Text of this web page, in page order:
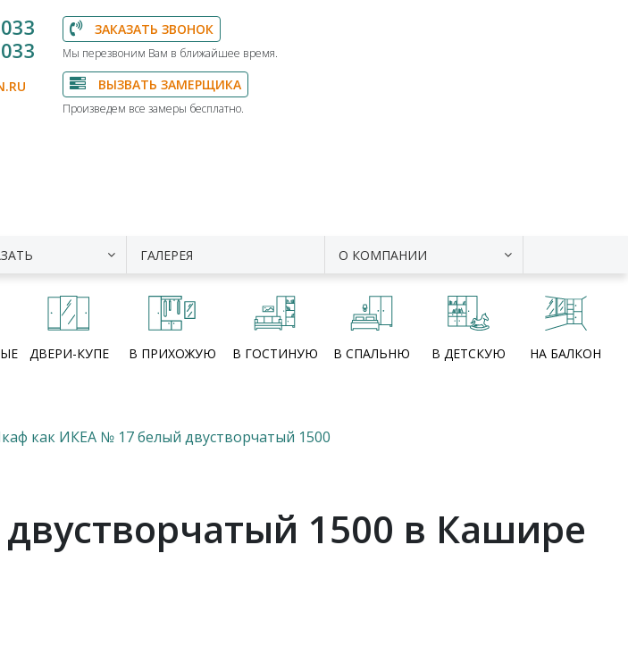
ЗАКАЗАТЬ ЗВОНОК
Мы перезвоним Вам в ближайшее время.
ВЫЗВАТЬ ЗАМЕРЩИКА
Произведем все замеры бесплатно.
ГАЛЕРЕЯ О КОМПАНИИ
ДВЕРИ-КУПЕ В ПРИХОЖУЮ В ГОСТИНУЮ В СПАЛЬНЮ В ДЕТСКУЮ НА БАЛКОН
как ИКЕА № 17 белый двустворчатый 1500
1500 в Кашире